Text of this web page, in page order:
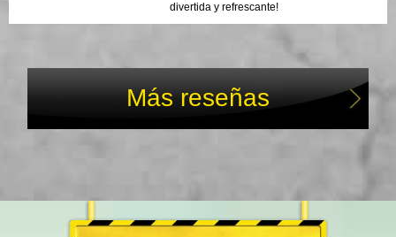
divertida y refrescante!
Más reseñas